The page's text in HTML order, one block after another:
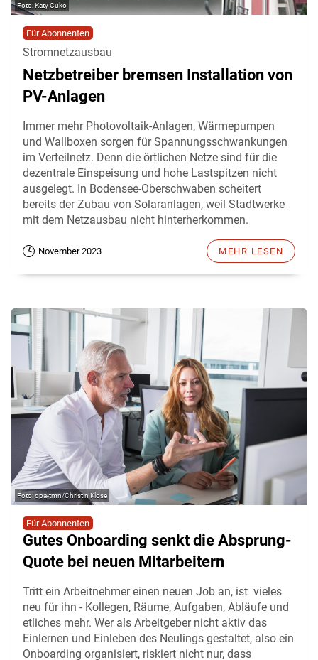
Katy Cuko
Für Abonnenten
Stromnetzausbau
Netzbetreiber bremsen Installation von
PV-Anlagen
Immer mehr Photovoltaik-Anlagen, Wärmepumpen
und Wallboxen sorgen für Spannungsschwankungen
im Verteilnetz. Denn die örtlichen Netze sind für die
dezentrale Einspeisung und hohe Lastspitzen nicht
ausgelegt. In Bodensee-Oberschwaben scheitert
bereits der Zubau von Solaranlagen, weil Stadtwerke
mit dem Netzausbau nicht hinterherkommen.
November 2023 MEHR LESEN
dpa-tmn/Christin Klose
Für Abonnenten
Gutes Onboarding senkt die Absprung-
Quote bei neuen Mitarbeitern
Tritt ein Arbeitnehmer einen neuen Job an, ist vieles
neu für ihn - Kollegen, Räume, Aufgaben, Abläufe und
etliches mehr. Wer als Arbeitgeber nicht aktiv das
Einlernen und Einleben des Neulings gestaltet, also ein
Onboarding organisiert, riskiert nicht nur, dass